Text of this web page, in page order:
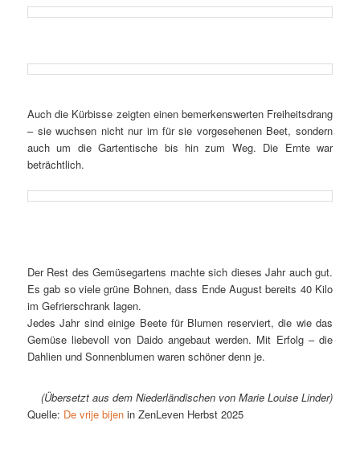
Auch die Kür­bis­se zeig­ten ei­nen be­mer­kens­wer­ten Frei­heits­drang
– sie wuch­sen nicht nur im für sie vor­ge­se­he­nen Beet, son­dern
auch um die Gar­ten­ti­sche bis hin zum Weg. Die Ern­te war
beträchtlich.
Der Rest des Ge­mü­se­gar­tens mach­te sich die­ses Jahr auch gut.
Es gab so vie­le grü­ne Boh­nen, dass En­de Au­gust be­reits 40 Ki­lo
im Ge­frier­schrank lagen.
Je­des Jahr sind ei­ni­ge Bee­te für Blu­men re­ser­viert, die wie das
Ge­mü­se lie­be­voll von Dai­do an­ge­baut wer­den. Mit Er­folg – die
Dah­li­en und Son­nen­blu­men wa­ren schö­ner denn je.
(Über­setzt aus dem Nie­der­län­di­schen von Ma­rie Loui­se Linder)
Quel­le: De vri­je bi­jen in Zen­Le­ven Herbst 2025